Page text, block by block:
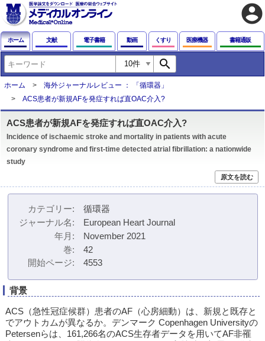
account_circle
ホーム 文献 電子書籍 動画 くすり 医療機器 書籍通販
search
ホーム
海外ジャーナルレビュー ： 「循環器」
ACS患者が新規AFを発症すれば直OAC介入?
ACS患者が新規AFを発症すれば直OAC介入?
Incidence of ischaemic stroke and mortality in patients with acute
coronary syndrome and first-time detected atrial fibrillation: a nationwide
study
原文を読む
カテゴリー
循環器
ジャーナル名
European Heart Journal
年月
November 2021
巻
42
開始ページ
4553
背景
ACS（急性冠症候群）患者のAF（心房細動）は、新規と既存と
でアウトカムが異なるか。デンマーク Copenhagen Universityの
Petersenらは、161,266名のACS生存者データを用いてAF非罹